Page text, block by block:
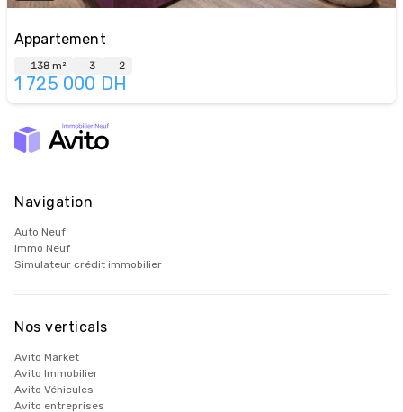
Appartement
138 m² 3 2
1 725 000 DH
Navigation
Auto Neuf
Immo Neuf
Simulateur crédit immobilier
Nos verticals
Avito Market
Avito Immobilier
Avito Véhicules
Avito entreprises